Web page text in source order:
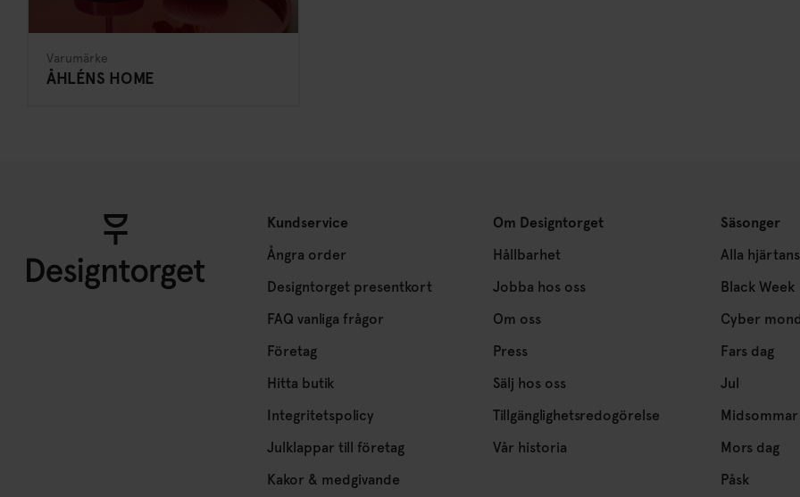
Varumärke
ÅHLÉNS HOME
Kundservice
Ångra order
Designtorget presentkort
FAQ vanliga frågor
Företag
Hitta butik
Integritetspolicy
Julklappar till företag
Kakor & medgivande
Om Designtorget
Hållbarhet
Jobba hos oss
Om oss
Press
Sälj hos oss
Tillgänglighetsredogörelse
Vår historia
Säsonger
Alla
Black Week
Cyber
Fars dag
Jul
Midsommar
Mors dag
Påsk